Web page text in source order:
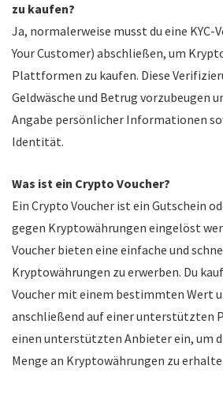
zu kaufen?
Ja, normalerweise musst du eine
Your Customer) abschließen, um
Plattformen zu kaufen. Diese
Geldwäsche und Betrug vorzubeugen
Angabe persönlicher Informationen
Identität.
Was ist ein Crypto Voucher?
Ein Crypto Voucher ist ein Gutschein
gegen Kryptowährungen eingelöst
Voucher bieten eine einfache und
Kryptowährungen zu erwerben. Du
Voucher mit einem bestimmten Wert
anschließend auf einer unterstützten
einen unterstützten Anbieter ein, um
Menge an Kryptowährungen zu